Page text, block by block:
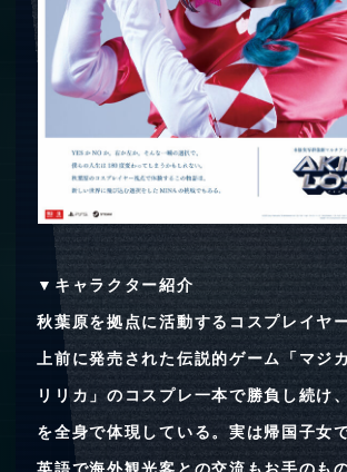
▼キャラクター紹介
秋葉原を拠点に活動するコスプレイヤ
上前に発売された伝説的ゲーム「マジ
リリカ」のコスプレ一本で勝負し続け
を全身で体現している。実は帰国子女